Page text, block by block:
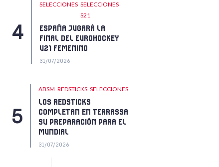
SELECCIONES SELECCIONES
S21
ESPAÑA JUGARÁ LA
FINAL DEL EUROHOCKEY
U21 FEMENINO
31/07/2026
ABSM REDSTICKS SELECCIONES
LOS REDSTICKS
COMPLETAN EN TERRASSA
SU PREPARACIÓN PARA EL
MUNDIAL
31/07/2026